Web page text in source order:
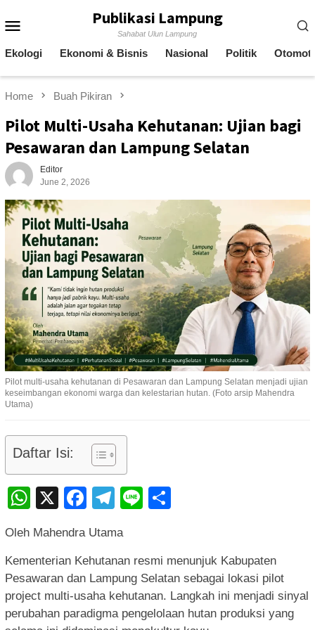
to
Publikasi Lampung
Sahabat Ulun Lampung
Ekologi Ekonomi & Bisnis Nasional Politik
Home Buah Pikiran
Pilot Multi-Usaha Kehutanan: Ujian bagi
Pesawaran dan Lampung Selatan
Editor
June 2, 2026
Pilot multi-usaha kehutanan di Pesawaran dan Lampung Selatan menjadi ujian
keseimbangan ekonomi warga dan kelestarian hutan. (Foto arsip Mahendra
Utama)
Daftar Isi:
WhatsApp
X Facebook
Telegram
Line
Oleh Mahendra Utama
Kementerian Kehutanan resmi menunjuk Kabupaten
Pesawaran dan Lampung Selatan sebagai lokasi pilot
project multi-usaha kehutanan. Langkah ini menjadi sinyal
perubahan paradigma pengelolaan hutan produksi yang